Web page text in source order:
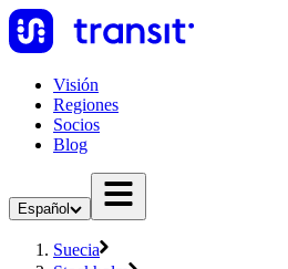
Visión
Regiones
Socios
Blog
Español
Suecia